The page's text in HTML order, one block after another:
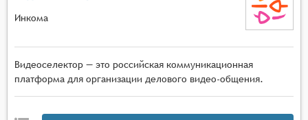
Инкома
Видеоселектор — это российская коммуникационная
платформа для организации делового видео-общения.